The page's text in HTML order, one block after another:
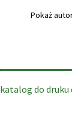
Pokaż
katalog do druku